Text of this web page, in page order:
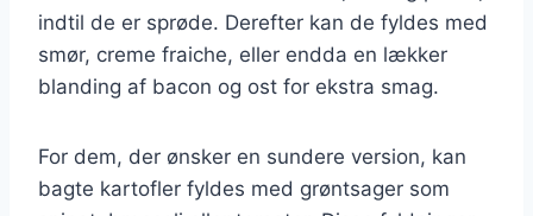
indtil de er sprøde. Derefter kan de fyldes med
smør, creme fraiche, eller endda en lækker
blanding af bacon og ost for ekstra smag.
For dem, der ønsker en sundere version, kan
bagte kartofler fyldes med grøntsager som